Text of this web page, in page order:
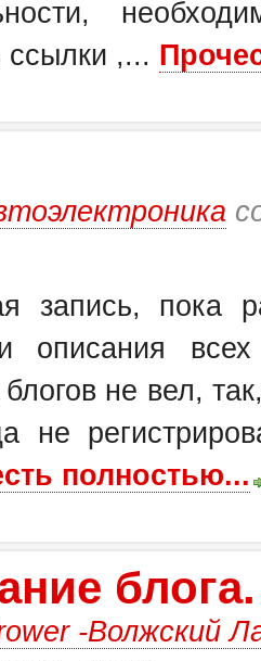
ссылки ,...
запись, пока
описания
не вел,
не
полностью...
блога.
-Волжский